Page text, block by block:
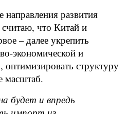
развития
что Китай и
– далее укрепить
экономической и
оптимизировать структуру
масштаб.
будет и впредь